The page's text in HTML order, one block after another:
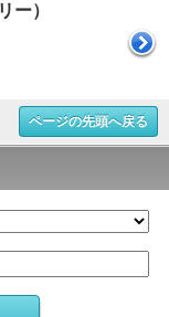
ー）
ページの先頭へ戻る